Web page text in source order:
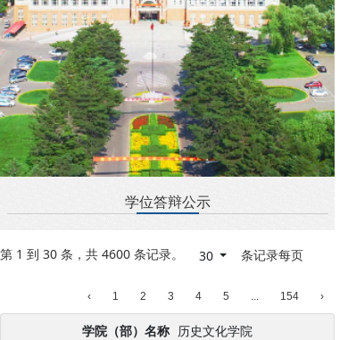
学位答辩公示
第 1 到 30 条，共 4600 条记录。 30 条记录每页
‹ 1 2 3 4 5 ... 154 ›
学院（部）名称 历史文化学院